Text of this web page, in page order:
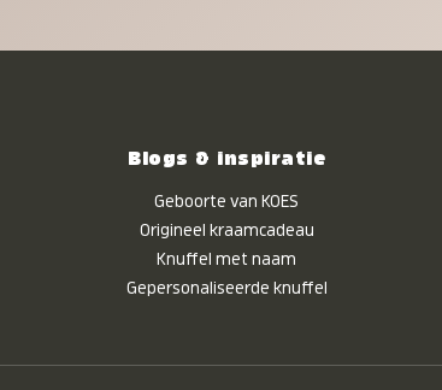
Blogs & inspiratie
Geboorte van KOES
Origineel kraamcadeau
Knuffel met naam
Gepersonaliseerde knuffel